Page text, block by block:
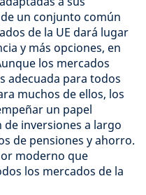
un conjunto común
de la UE dará lugar
y más opciones, en
los mercados
adecuada para todos
muchos de ellos, los
un papel
inversiones a largo
de pensiones y ahorro.
moderno que
los mercados de la